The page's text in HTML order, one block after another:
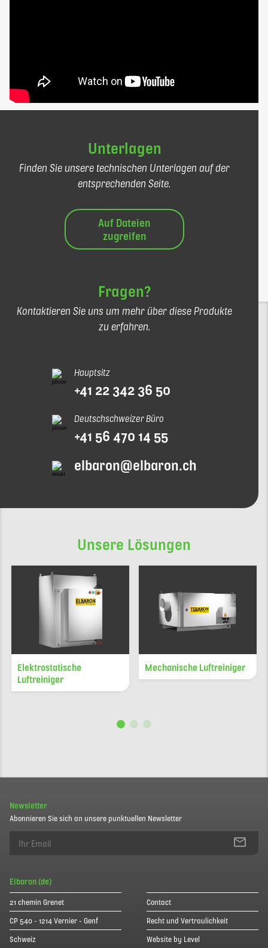
Unterlagen
Finden Sie unsere technischen Unterlagen auf der
entsprechenden Seite.
Auf Dateien
zugreifen
Fragen?
Kontaktieren Sie uns um mehr über diese Produkte
zu erfahren.
Hauptsitz
+41 22 342 36 50
Deutschschweizer Büro
+41 56 470 14 55
elbaron@elbaron.ch
Unsere Lösungen
Elektrostatische
Luftreiniger
Mechanische Luftreiniger
Newsletter
Abonnieren Sie sich an unsere punktuellen Newsletter
Elbaron (de)
21 chemin Grenet
CP 540 - 1214 Vernier - Genf
Schweiz
Contact
Recht und Vertraulichkeit
Website by Level